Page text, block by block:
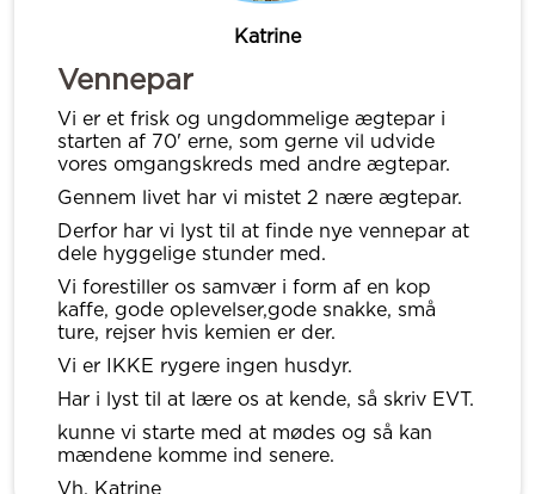
Katrine
Vennepar
Vi er et frisk og ungdommelige ægtepar i
starten af 70' erne, som gerne vil udvide
vores omgangskreds med andre ægtepar.
Gennem livet har vi mistet 2 nære ægtepar.
Derfor har vi lyst til at finde nye vennepar at
dele hyggelige stunder med.
Vi forestiller os samvær i form af en kop
kaffe, gode oplevelser,gode snakke, små
ture, rejser hvis kemien er der.
Vi er IKKE rygere ingen husdyr.
Har i lyst til at lære os at kende, så skriv EVT.
kunne vi starte med at mødes og så kan
mændene komme ind senere.
Vh. Katrine